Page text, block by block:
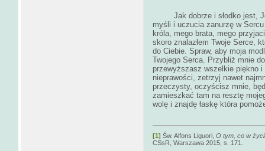
Jak dobrze i słodko jest,
myśli i uczucia zanurzę w
króla, mego brata, mego
skoro znalazłem Twoje Serce,
do Ciebie. Spraw, aby moja
Twojego Serca. Przybliż mnie
przewyższasz wszelkie piękno
nieprawości, zetrzyj nawet
przeczysty, oczyścisz mnie,
zamieszkać tam na resztę
wolę i znajdę łaskę która
[1] Św. Alfons Liguori, O tym, co w
CSsR, Warszawa 2015, s. 171.